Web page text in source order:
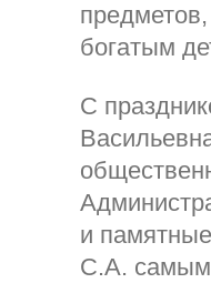
богатым
С
и
С.А. самым